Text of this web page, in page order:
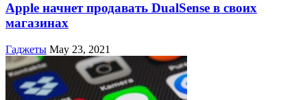
Apple начнет продавать DualSense в своих
магазинах
Гаджеты May 23, 2021